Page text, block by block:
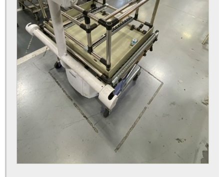
Automação industrial e robótica
Automação industrial em são paulo
Automação industrial empresas
Automação industrial equipamentos
Automação industrial máquinas
Automação industrial processos
Automação industrial sensores e atuadores